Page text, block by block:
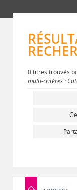
0 titres trouvés
multi-critères :